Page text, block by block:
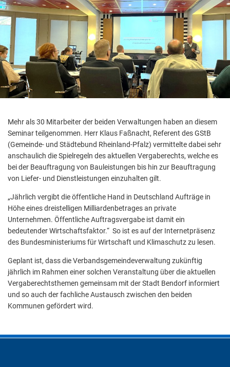
Mehr als 30 Mitarbeiter der beiden Verwaltungen haben an diesem
Seminar teilgenommen. Herr Klaus Faßnacht, Referent des GStB
(Gemeinde- und Städtebund Rheinland-Pfalz) vermittelte dabei sehr
anschaulich die Spielregeln des aktuellen Vergaberechts, welche es
bei der Beauftragung von Bauleistungen bis hin zur Beauftragung
von Liefer- und Dienstleistungen einzuhalten gilt.
„Jährlich vergibt die öffentliche Hand in Deutschland Aufträge in
Höhe eines dreistelligen Milliardenbetrages an private
Unternehmen. Öffentliche Auftragsvergabe ist damit ein
bedeutender Wirtschaftsfaktor.“ So ist es auf der Internetpräsenz
des Bundesministeriums für Wirtschaft und Klimaschutz zu lesen.
Geplant ist, dass die Verbandsgemeindeverwaltung zukünftig
jährlich im Rahmen einer solchen Veranstaltung über die aktuellen
Vergaberechtsthemen gemeinsam mit der Stadt Bendorf informiert
und so auch der fachliche Austausch zwischen den beiden
Kommunen gefördert wird.